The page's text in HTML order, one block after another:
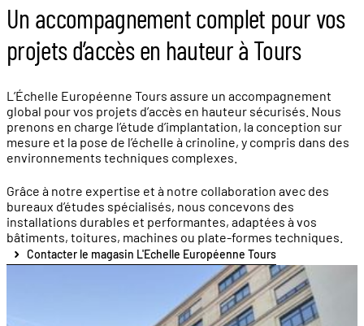
Un accompagnement complet pour vos
projets d’accès en hauteur à Tours
L’Échelle Européenne Tours assure un accompagnement
global pour vos projets d’accès en hauteur sécurisés. Nous
prenons en charge l’étude d’implantation, la conception sur
mesure et la pose de l’échelle à crinoline, y compris dans des
environnements techniques complexes.
Grâce à notre expertise et à notre collaboration avec des
bureaux d’études spécialisés, nous concevons des
installations durables et performantes, adaptées à vos
bâtiments, toitures, machines ou plate-formes techniques.
Contacter le magasin L'Echelle Européenne Tours